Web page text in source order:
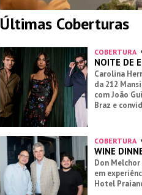
Últimas Coberturas
COBERTURA
NOITE DE
Carolina
da 212
com João
Braz e
COBERTURA
WINE
Don
em
Hotel